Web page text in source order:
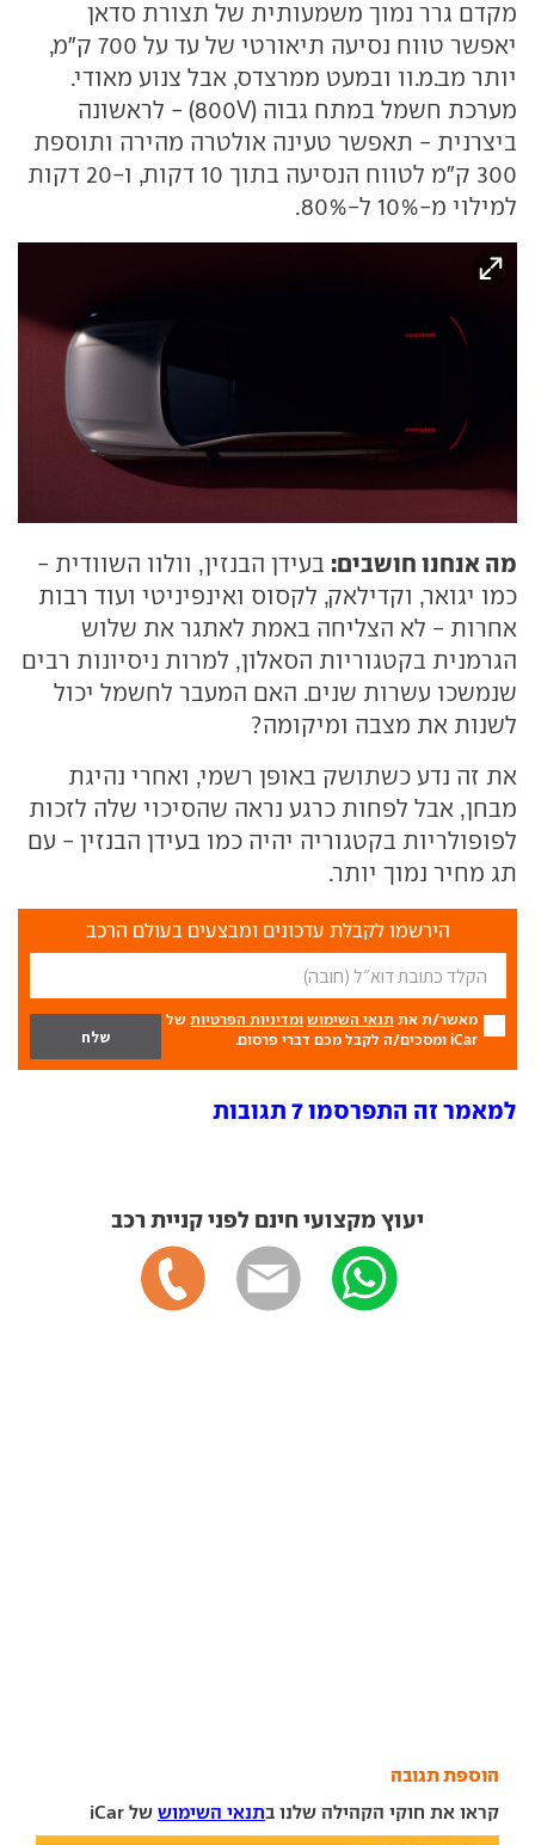
מקדם גרר נמוך משמעותית של תצורת סדאן
יאפשר טווח נסיעה תיאורטי של עד על 700 ק"מ,
יותר מב.מ.וו ובמעט ממרצדס, אבל צנוע מאודי.
מערכת חשמל במתח גבוה (800V) - לראשונה
ביצרנית - תאפשר טעינה אולטרה מהירה ותוספת
300 ק"מ לטווח הנסיעה בתוך 10 דקות, ו-20 דקות
למילוי מ-10% ל-80%.
מה אנחנו חושבים: בעידן הבנזין, וולוו השוודית -
כמו יגואר, וקדילאק, לקסוס ואינפיניטי ועוד רבות
אחרות - לא הצליחה באמת לאתגר את שלוש
הגרמנית בקטגוריות הסאלון, למרות ניסיונות רבים
שנמשכו עשרות שנים. האם המעבר לחשמל יכול
לשנות את מצבה ומיקומה?
את זה נדע כשתושק באופן רשמי, ואחרי נהיגת
מבחן, אבל לפחות כרגע נראה שהסיכוי שלה לזכות
לפופולריות בקטגוריה יהיה כמו בעידן הבנזין - עם
תג מחיר נמוך יותר.
הירשמו לקבלת עדכונים ומבצעים בעולם הרכב
מאשר/ת את תנאי השימוש ומדיניות הפרטיות של
iCar ומסכים/ה לקבל מכם דברי פרסום.
למאמר זה התפרסמו 7 תגובות
יעוץ מקצועי חינם לפני קניית רכב
הוספת תגובה
קראו את חוקי הקהילה שלנו בתנאי השימוש של iCar